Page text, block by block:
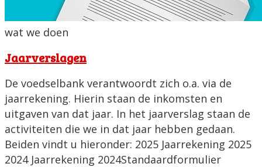
wat we doen
Jaarverslagen
De voedselbank verantwoordt zich o.a. via de
jaarrekening. Hierin staan de inkomsten en
uitgaven van dat jaar. In het jaarverslag staan de
activiteiten die we in dat jaar hebben gedaan.
Beiden vindt u hieronder: 2025 Jaarrekening 2025
2024 Jaarrekening 2024Standaardformulier